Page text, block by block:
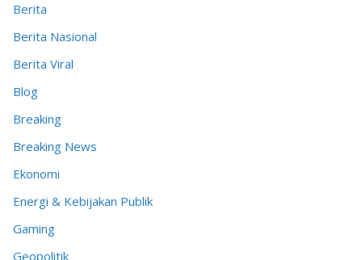
Berita
Berita Nasional
Berita Viral
Blog
Breaking
Breaking News
Ekonomi
Energi & Kebijakan Publik
Gaming
Geopolitik